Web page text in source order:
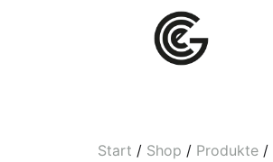
Start / Shop / Produkte/